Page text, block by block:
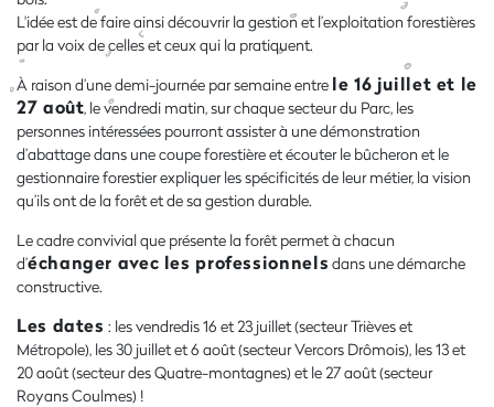
L'idée est de faire ainsi découvrir la gestion et l’exploitation forestières
par la voix de celles et ceux qui la pratiquent.
À raison d’une demi-journée par semaine entre le 16 juillet et le
27 août, le vendredi matin, sur chaque secteur du Parc, les
personnes intéressées pourront assister à une démonstration
d’abattage dans une coupe forestière et écouter le bûcheron et le
gestionnaire forestier expliquer les spécificités de leur métier, la vision
qu’ils ont de la forêt et de sa gestion durable.
Le cadre convivial que présente la forêt permet à chacun
d’échanger avec les professionnels dans une démarche
constructive.
Les dates : les vendredis 16 et 23 juillet (secteur Trièves et
Métropole), les 30 juillet et 6 août (secteur Vercors Drômois), les 13 et
20 août (secteur des Quatre-montagnes) et le 27 août (secteur
Royans Coulmes) !